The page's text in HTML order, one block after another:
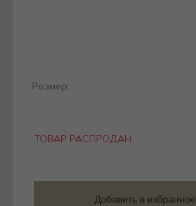
Размер:
ТОВАР РАСПРОДАН
Добавить в избранное